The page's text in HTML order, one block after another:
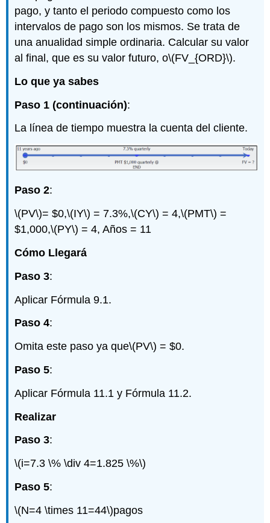
pago, y tanto el periodo compuesto como los
intervalos de pago son los mismos. Se trata de
una anualidad simple ordinaria. Calcular su valor
al final, que es su valor futuro, o\(FV_{ORD}\).
Lo que ya sabes
Paso 1 (continuación):
La línea de tiempo muestra la cuenta del cliente.
Paso 2:
\(PV\)= $0,\(IY\) = 7.3%,\(CY\) = 4,\(PMT\) =
$1,000,\(PY\) = 4, Años = 11
Cómo Llegará
Paso 3:
Aplicar Fórmula 9.1.
Paso 4:
Omita este paso ya que\(PV\) = $0.
Paso 5:
Aplicar Fórmula 11.1 y Fórmula 11.2.
Realizar
Paso 3:
\(i=7.3 \% \div 4=1.825 \%\)
Paso 5:
\(N=4 \times 11=44\)pagos